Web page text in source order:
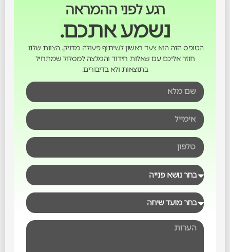
רגע לפני ההמראה
נשמע אתכם.
הטופס הזה הוא צעד ראשון לשיתוף פעולה מדויק. הצוות שלנו
חוזר אליכם עם שאלות חידוד והמלצה למסלול שמתחיל
בתוצאות ולא בדיבורים.